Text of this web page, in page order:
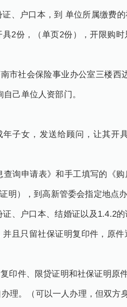
、户口本，到 单位所属缴费
2份，（单页2份），开限购
市社会保险事业办公室三楼西
己单位人资部门。
子女，发送给顾问，让其开
询申请表》和手工填写的《
明），到高新管委会指定地点办
、户口本、结婚证以及1.4.2
且只留社保证明复印件，原
件、限贷证明和社保证明原
理。（可以一人办理，但双方